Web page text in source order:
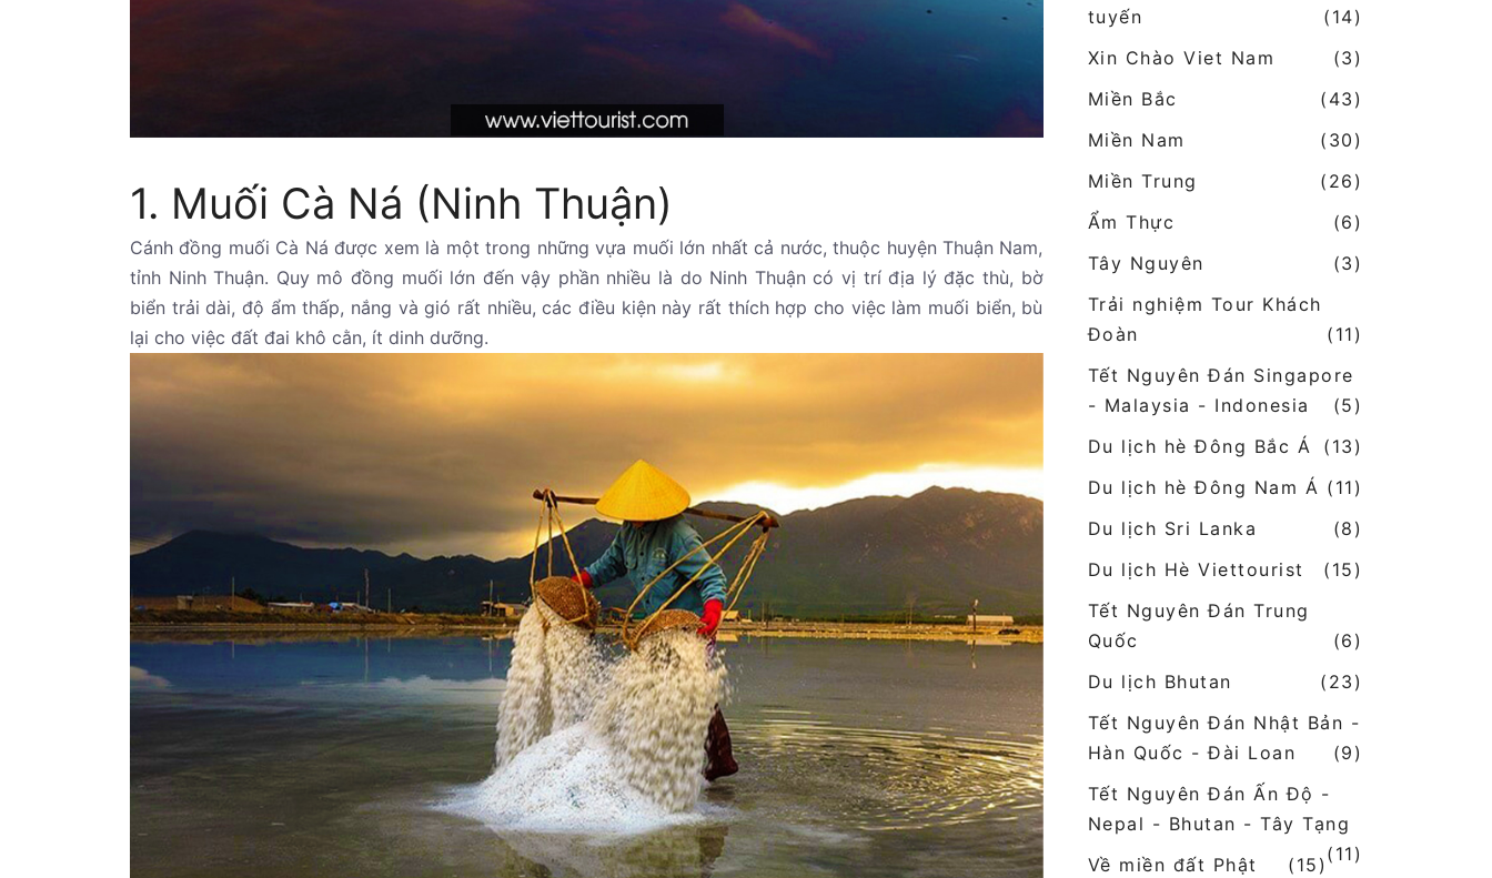
1. Muối Cà Ná (Ninh Thuận)
Cánh đồng muối Cà Ná được xem là một trong những vựa muối lớn nhất cả nước, thuộc huyện Thuận Nam,
tỉnh Ninh Thuận. Quy mô đồng muối lớn đến vậy phần nhiều là do Ninh Thuận có vị trí địa lý đặc thù, bờ
biển trải dài, độ ẩm thấp, nắng và gió rất nhiều, các điều kiện này rất thích hợp cho việc làm muối biển, bù
lại cho việc đất đai khô cằn, ít dinh dưỡng.
tuyến
(14)
Xin Chào Viet Nam
(3)
Miền Bắc
(43)
Miền Nam
(30)
Miền Trung
(26)
Ẩm Thực
(6)
Tây Nguyên
(3)
Trải nghiệm Tour Khách
Đoàn
(11)
Tết Nguyên Đán Singapore
- Malaysia - Indonesia
(5)
Du lịch hè Đông Bắc Á
(13)
Du lịch hè Đông Nam Á (11)
Du lịch Sri Lanka
(8)
Du lịch Hè Viettourist
(15)
Tết Nguyên Đán Trung
Quốc
(6)
Du lịch Bhutan
(23)
Tết Nguyên Đán Nhật Bản -
Hàn Quốc - Đài Loan
(9)
Tết Nguyên Đán Ấn Độ -
Nepal - Bhutan - Tây Tạng
(11)
Về miền đất Phật
(15)